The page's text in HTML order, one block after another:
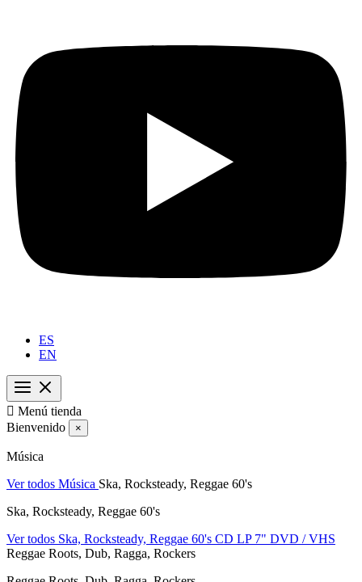
ES
EN
 Menú tienda
Bienvenido
×
Música
Ver todos Música Ska, Rocksteady, Reggae 60's
Ska, Rocksteady, Reggae 60's
Ver todos Ska, Rocksteady, Reggae 60's CD LP 7" DVD / VHS
Reggae Roots, Dub, Ragga, Rockers